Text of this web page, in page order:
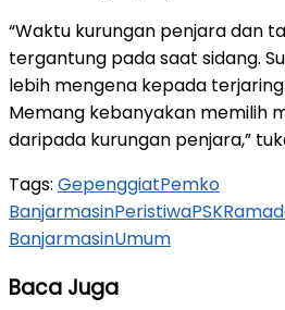
“Waktu kurungan penjara dan
tergantung pada saat sidang.
lebih mengena kepada
Memang kebanyakan memilih
daripada kurungan penjara,”
Tags: GepenggiatPemko
BanjarmasinPeristiwaPSK
BanjarmasinUmum
Baca Juga